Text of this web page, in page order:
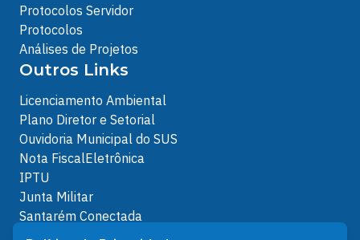
Protocolos Servidor
Protocolos
Análises de Projetos
Outros Links
Licenciamento Ambiental
Plano Diretor e Setorial
Ouvidoria Municipal do SUS
Nota FiscalEletrônica
IPTU
Junta Militar
Santarém Conectada
Política de Privacidade